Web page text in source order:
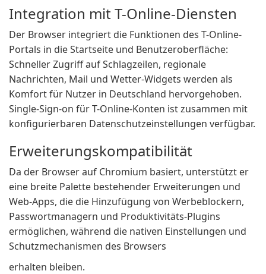
Integration mit T-Online-Diensten
Der Browser integriert die Funktionen des T-Online-
Portals in die Startseite und Benutzeroberfläche:
Schneller Zugriff auf Schlagzeilen, regionale
Nachrichten, Mail und Wetter-Widgets werden als
Komfort für Nutzer in Deutschland hervorgehoben.
Single-Sign-on für T-Online-Konten ist zusammen mit
konfigurierbaren Datenschutzeinstellungen verfügbar.
Erweiterungskompatibilität
Da der Browser auf Chromium basiert, unterstützt er
eine breite Palette bestehender Erweiterungen und
Web-Apps, die die Hinzufügung von Werbeblockern,
Passwortmanagern und Produktivitäts-Plugins
ermöglichen, während die nativen Einstellungen und
Schutzmechanismen des Browsers
erhalten bleiben.